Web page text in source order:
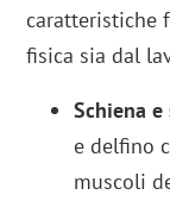
caratteristiche
fisica sia dal
Schiena
e delfino
muscoli